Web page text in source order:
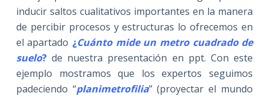
inducir saltos cualitativos importantes en la manera
de percibir procesos y estructuras lo ofrecemos en
el apartado ¿Cuánto mide un metro cuadrado de
suelo?de nuestra presentación en ppt. Con este
ejemplo mostramos que los expertos seguimos
padeciendo “planimetrofilia” (proyectar el mundo